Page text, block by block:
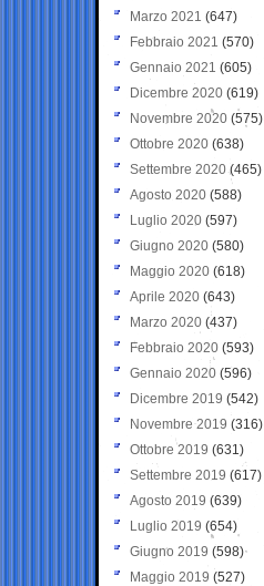
Marzo 2021 (647)
Febbraio 2021 (570)
Gennaio 2021 (605)
Dicembre 2020 (619)
Novembre 2020 (575)
Ottobre 2020 (638)
Settembre 2020(465)
Agosto 2020 (588)
Luglio 2020 (597)
Giugno 2020 (580)
Maggio 2020 (618)
Aprile 2020 (643)
Marzo 2020 (437)
Febbraio 2020 (593)
Gennaio 2020 (596)
Dicembre 2019 (542)
Novembre 2019 (316)
Ottobre 2019 (631)
Settembre 2019 (617)
Agosto 2019 (639)
Luglio 2019 (654)
Giugno 2019 (598)
Maggio 2019 (527)